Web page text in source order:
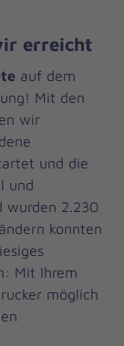
erreicht
auf dem
Mit den
wir
und die
und
wurden 2.230
konnten
Mit Ihrem
möglich